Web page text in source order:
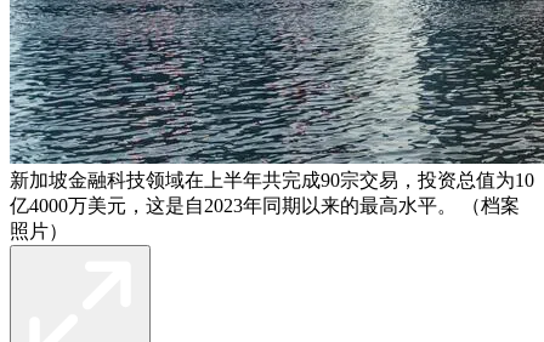
新加坡金融科技领域在上半年共完成90宗交易，投资总值为10
亿4000万美元，这是自2023年同期以来的最高水平。 （档案
照片）